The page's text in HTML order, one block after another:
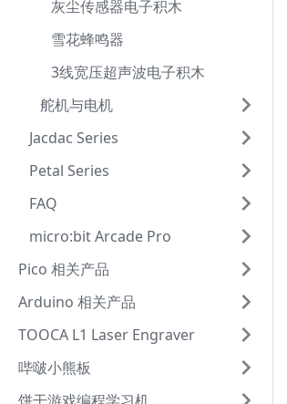
灰尘传感器电子积木
雪花蜂鸣器
3线宽压超声波电子积木
舵机与电机
Jacdac Series
Petal Series
FAQ
micro:bit Arcade Pro
Pico 相关产品
Arduino 相关产品
TOOCA L1 Laser Engraver
哔啵小熊板